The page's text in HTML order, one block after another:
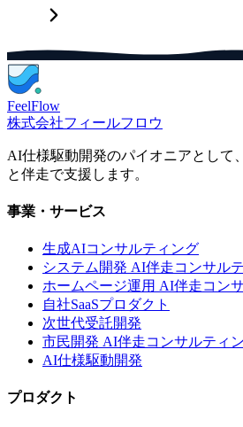
FeelFlow
株式会社フィールフロウ
AI仕様駆動開発のパイオニアとして
と伴走で支援します。
事業・サービス
生成AIコンサルティング
システム開発 AI伴走コンサル
ホームページ運用 AI伴走コン
自社SaaSプロダクト
次世代受託開発
市民開発 AI伴走コンサルティ
AI仕様駆動開発
プロダクト